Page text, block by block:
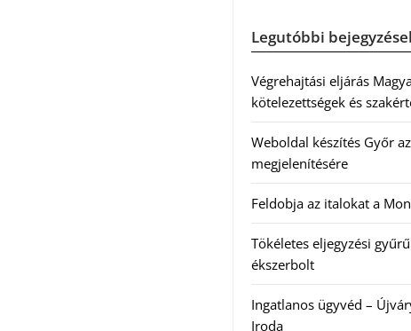
Legutóbbi
Végrehajtási eljárás
kötelezettségek és
Weboldal készítés Győr
megjelenítésére
Feldobja az italokat a
Tökéletes eljegyzési
ékszerbolt
Ingatlanos ügyvéd –
Iroda